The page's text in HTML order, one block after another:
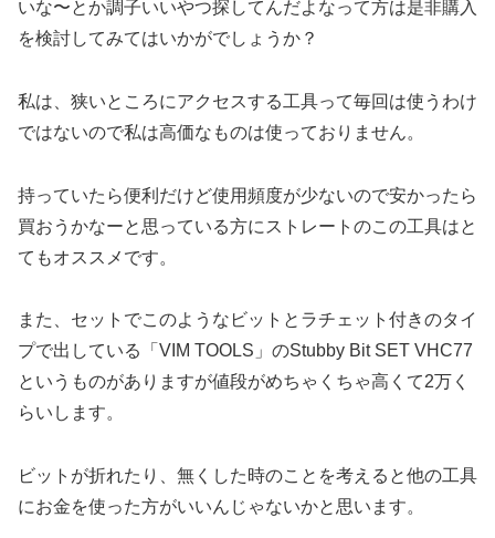
いな〜とか調子いいやつ探してんだよなって方は是非購入
を検討してみてはいかがでしょうか？
私は、狭いところにアクセスする工具って毎回は使うわけ
ではないので私は高価なものは使っておりません。
持っていたら便利だけど使用頻度が少ないので安かったら
買おうかなーと思っている方にストレートのこの工具はと
てもオススメです。
また、セットでこのようなビットとラチェット付きのタイ
プで出している「VIM TOOLS」のStubby Bit SET VHC77
というものがありますが値段がめちゃくちゃ高くて2万く
らいします。
ビットが折れたり、無くした時のことを考えると他の工具
にお金を使った方がいいんじゃないかと思います。